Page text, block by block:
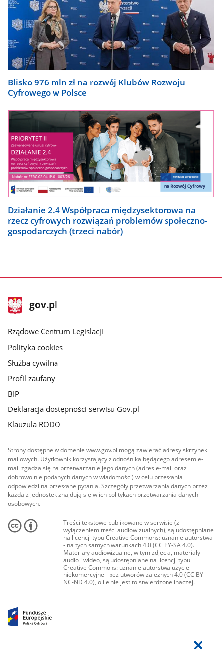
Blisko 976 mln zł na rozwój Klubów Rozwoju
Cyfrowego w Polsce
Działanie 2.4 Współpraca międzysektorowa na
rzecz cyfrowych rozwiązań problemów społeczno-
gospodarczych (trzeci nabór)
stopka
gov.plStrona
gov.pl
Rządowe Centrum Legislacji
Polityka cookies
Służba cywilna
Profil zaufany
BIP
Deklaracja dostępności serwisu Gov.pl
Klauzula RODO
Strony dostępne w domenie www.gov.pl mogą zawierać adresy skrzynek
mailowych. Użytkownik korzystający z odnośnika będącego adresem e-
mail zgadza się na przetwarzanie jego danych (adres e-mail oraz
dobrowolnie podanych danych w wiadomości) w celu przesłania
odpowiedzi na przesłane pytania. Szczegóły przetwarzania danych przez
każdą z jednostek znajdują się w ich politykach przetwarzania danych
osobowych.
Treści tekstowe publikowane w serwisie (z
wyłączeniem treści audiowizualnych), są udostępniane
na licencji typu Creative Commons: uznanie autorstwa
- na tych samych warunkach 4.0 (CC BY-SA 4.0).
Materiały audiowizualne, w tym zdjęcia, materiały
audio i wideo, są udostępniane na licencji typu
Creative Commons: uznanie autorstwa użycie
niekomercyjne - bez utworów zależnych 4.0 (CC BY-
NC-ND 4.0), o ile nie jest to stwierdzone inaczej.